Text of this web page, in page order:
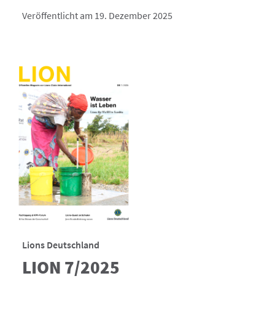
Veröffentlicht am 19. Dezember 2025
Lions Deutschland
LION 7/2025